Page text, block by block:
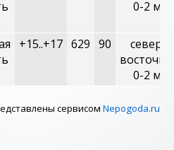
0-2 м/с
+15..+17 629 90
северо-
0-2 м/с
сервисом Nepogoda.ru